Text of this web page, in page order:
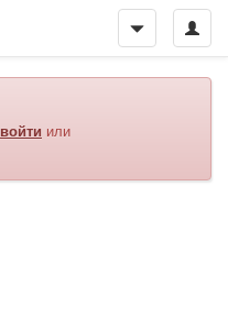
войти или